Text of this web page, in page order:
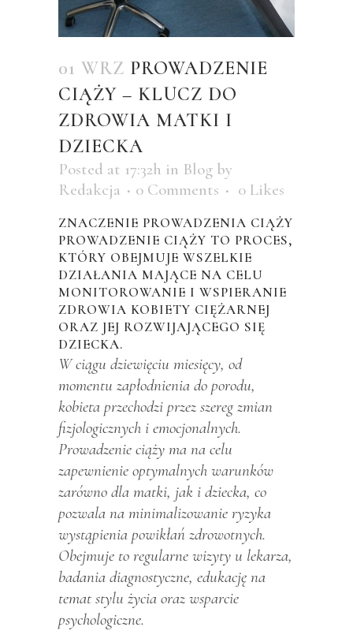
01 WRZ PROWADZENIE
CIĄŻY – KLUCZ DO
ZDROWIA MATKI I
DZIECKA
Posted at 17:32h in Blog by
Redakcja
0 Comments 0 Likes
ZNACZENIE PROWADZENIA CIĄŻY
PROWADZENIE CIĄŻY TO PROCES,
KTÓRY OBEJMUJE WSZELKIE
DZIAŁANIA MAJĄCE NA CELU
MONITOROWANIE I WSPIERANIE
ZDROWIA KOBIETY CIĘŻARNEJ
ORAZ JEJ ROZWIJAJĄCEGO SIĘ
DZIECKA.
W ciągu dziewięciu miesięcy, od
momentu zapłodnienia do porodu,
kobieta przechodzi przez szereg zmian
fizjologicznych i emocjonalnych.
Prowadzenie ciąży ma na celu
zapewnienie optymalnych warunków
zarówno dla matki, jak i dziecka, co
pozwala na minimalizowanie ryzyka
wystąpienia powikłań zdrowotnych.
Obejmuje to regularne wizyty u lekarza,
badania diagnostyczne, edukację na
temat stylu życia oraz wsparcie
psychologiczne.